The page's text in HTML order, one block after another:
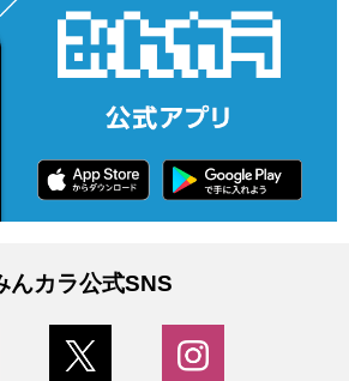
んカラ公式SNS